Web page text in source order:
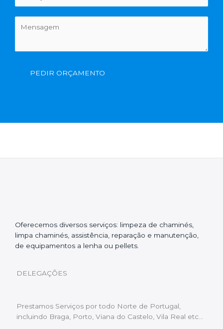
PEDIR ORÇAMENTO
Oferecemos diversos serviços: limpeza de chaminés,
limpa chaminés, assistência, reparação e manutenção,
de equipamentos a lenha ou pellets.
DELEGAÇÕES
Prestamos Serviços por todo Norte de Portugal,
incluindo Braga, Porto, Viana do Castelo, Vila Real etc…